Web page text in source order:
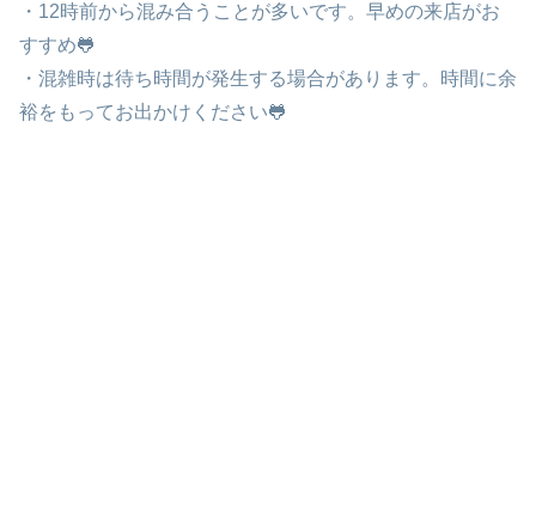
・12時前から混み合うことが多いです。早めの来店がお
すすめ🐸
・混雑時は待ち時間が発生する場合があります。時間に余
裕をもってお出かけください🐸